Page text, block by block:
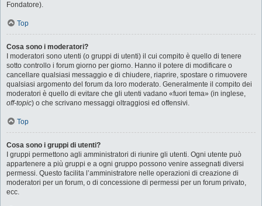
Fondatore).
Top
Cosa sono i moderatori?
I moderatori sono utenti (o gruppi di utenti) il cui compito è quello di tenere
sotto controllo i forum giorno per giorno. Hanno il potere di modificare o
cancellare qualsiasi messaggio e di chiudere, riaprire, spostare o rimuovere
qualsiasi argomento del forum da loro moderato. Generalmente il compito dei
moderatori è quello di evitare che gli utenti vadano «fuori tema» (in inglese,
off-topic) o che scrivano messaggi oltraggiosi ed offensivi.
Top
Cosa sono i gruppi di utenti?
I gruppi permettono agli amministratori di riunire gli utenti. Ogni utente può
appartenere a più gruppi e a ogni gruppo possono venire assegnati diversi
permessi. Questo facilita l’amministratore nelle operazioni di creazione di
moderatori per un forum, o di concessione di permessi per un forum privato,
ecc.